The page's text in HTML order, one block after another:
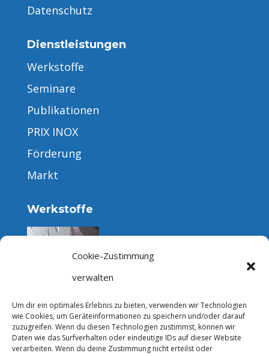
Cookie-Zustimmung
verwalten
Um dir ein optimales Erlebnis zu bieten, verwenden wir Technologien
wie Cookies, um Geräteinformationen zu speichern und/oder darauf
zuzugreifen. Wenn du diesen Technologien zustimmst, können wir
Daten wie das Surfverhalten oder eindeutige IDs auf dieser Website
verarbeiten. Wenn du deine Zustimmung nicht erteilst oder
Datenschutz
Dienstleistungen
Werkstoffe
Seminare
Publikationen
PRIX INOX
Förderung
Markt
Werkstoffe
Rostfreier Edelstahl
Produkteformen